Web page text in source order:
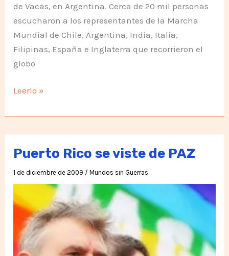
de Vacas, en Argentina. Cerca de 20 mil personas
escucharon a los representantes de la Marcha
Mundial de Chile, Argentina, India, Italia,
Filipinas, España e Inglaterra que recorrieron el
globo
Multitudinario
final
de
la
Mundial
la
Paz
la
Leerlo »
Puerto Rico se viste de PAZ
1 de diciembre de 2009 /Mundos sin Guerras